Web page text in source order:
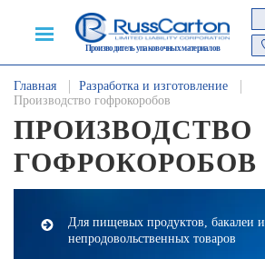
Производитель упаковочных материалов
Главная
Разработка и изготовление
Производство гофрокоробов
ПРОИЗВОДСТВО
ГОФРОКОРОБОВ
Для пищевых продуктов, бакалеи и
непродовольственных товаров